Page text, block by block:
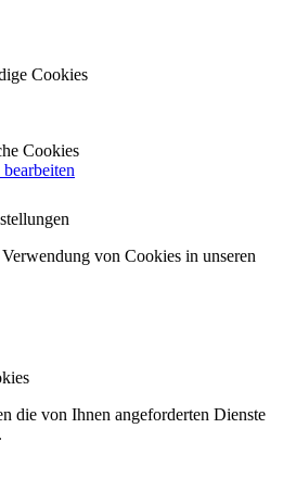
Cookies
Cookies
von Cookies in unseren
die von Ihnen angeforderten Dienste